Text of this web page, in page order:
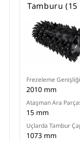
Tamburu
Frezeleme Genişliği
2010 mm
Ataşman Ara
15 mm
Uçlarda Tambur
1073 mm